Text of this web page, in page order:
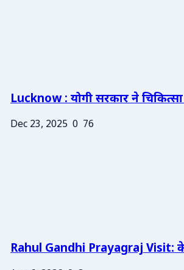
Lucknow : योगी सरकार ने
Dec 23, 2025 0 76
Rahul Gandhi Prayagraj Visit: